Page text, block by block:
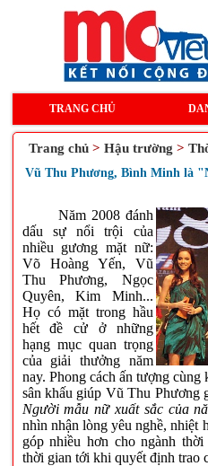
TRANG CHỦ
Trang chủ > Hậu trường >
Vũ Thu Phương, Bình Minh là
Năm 2008 đánh
dấu sự nổi trội của
nhiều gương mặt nữ:
Võ Hoàng Yến, Vũ
Thu Phương, Ngọc
Quyên, Kim Minh...
Họ có mặt trong hầu
hết đề cử ở những
hạng mục quan trọng
của giải thưởng năm
nay. Phong cách ấn tượng
sân khấu giúp Vũ Thu Phương
Người mẫu nữ xuất sắc của
nhìn nhận lòng yêu nghề, nhiệt
góp nhiều hơn cho ngành
thời gian tới khi quyết định trao